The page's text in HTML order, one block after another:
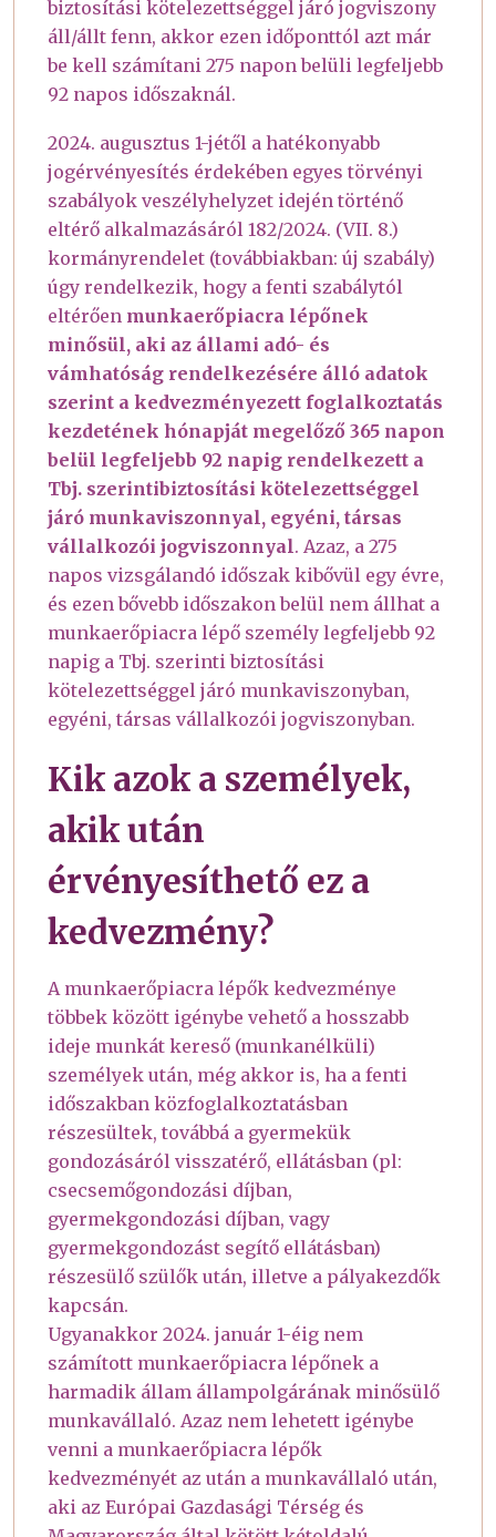
biztosítási kötelezettséggel járó jogviszony
áll/állt fenn, akkor ezen időponttól azt már
be kell számítani 275 napon belüli legfeljebb
92 napos időszaknál.
2024. augusztus 1-jétől a hatékonyabb
jogérvényesítés érdekében egyes törvényi
szabályok veszélyhelyzet idején történő
eltérő alkalmazásáról 182/2024. (VII. 8.)
kormányrendelet (továbbiakban: új szabály)
úgy rendelkezik, hogy a fenti szabálytól
eltérően munkaerőpiacra lépőnek
minősül, aki az állami adó- és
vámhatóság rendelkezésére álló adatok
szerint a kedvezményezett foglalkoztatás
kezdetének hónapját megelőző 365 napon
belül legfeljebb 92 napig rendelkezett a
Tbj. szerintibiztosítási kötelezettséggel
járó munkaviszonnyal, egyéni, társas
vállalkozói jogviszonnyal. Azaz, a 275
napos vizsgálandó időszak kibővül egy évre,
és ezen bővebb időszakon belül nem állhat a
munkaerőpiacra lépő személy legfeljebb 92
napig a Tbj. szerinti biztosítási
kötelezettséggel járó munkaviszonyban,
egyéni, társas vállalkozói jogviszonyban.
Kik azok a személyek,
akik után
érvényesíthető ez a
kedvezmény?
A munkaerőpiacra lépők kedvezménye
többek között igénybe vehető a hosszabb
ideje munkát kereső (munkanélküli)
személyek után, még akkor is, ha a fenti
időszakban közfoglalkoztatásban
részesültek, továbbá a gyermekük
gondozásáról visszatérő, ellátásban (pl:
csecsemőgondozási díjban,
gyermekgondozási díjban, vagy
gyermekgondozást segítő ellátásban)
részesülő szülők után, illetve a pályakezdők
kapcsán.
Ugyanakkor 2024. január 1-éig nem
számított munkaerőpiacra lépőnek a
harmadik állam állampolgárának minősülő
munkavállaló. Azaz nem lehetett igénybe
venni a munkaerőpiacra lépők
kedvezményét az után a munkavállaló után,
aki az Európai Gazdasági Térség és